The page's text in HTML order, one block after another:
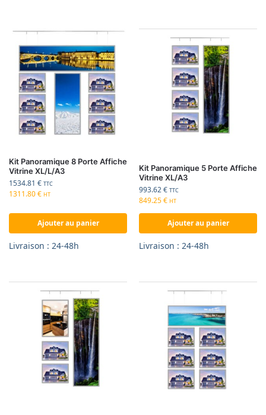
Kit Panoramique 8 Porte Affiche
Vitrine XL/L/A3
1534.81 € TTC
1311.80€ HT
Ajouter au panier
Livraison : 24-48h
Kit Panoramique 5 Porte Affiche
Vitrine XL/A3
993.62€ TTC
849.25€ HT
Ajouter au panier
Livraison : 24-48h